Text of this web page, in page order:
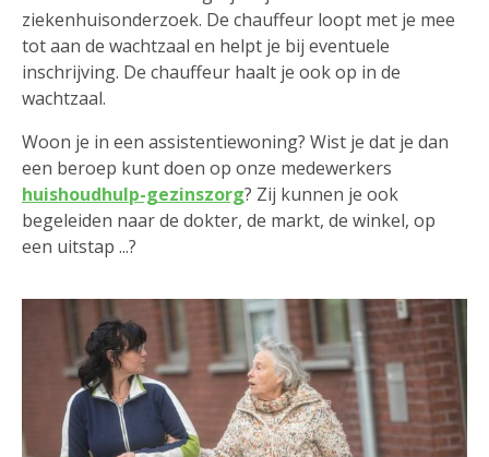
ziekenhuisonderzoek. De chauffeur loopt met je mee
tot aan de wachtzaal en helpt je bij eventuele
inschrijving. De chauffeur haalt je ook op in de
wachtzaal.
Woon je in een assistentiewoning? Wist je dat je dan
een beroep kunt doen op onze medewerkers
huishoudhulp-gezinszorg? Zij kunnen je ook
begeleiden naar de dokter, de markt, de winkel, op
een uitstap ...?